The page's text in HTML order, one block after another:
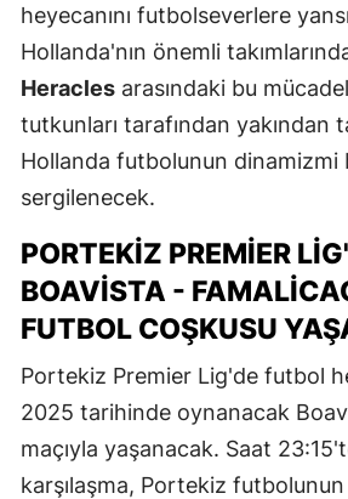
heyecanını futbolseverlere
Hollanda'nın önemli
Heracles arasındaki bu
tutkunları tarafından yakından
Hollanda futbolunun dinamizmi
sergilenecek.
PORTEKIZ PREMIER
BOAVISTA -
FUTBOL COŞKUSU
Portekiz Premier Lig'de futbol
2025 tarihinde oynanacak
maçıyla yaşanacak. Saat
karşılaşma, Portekiz